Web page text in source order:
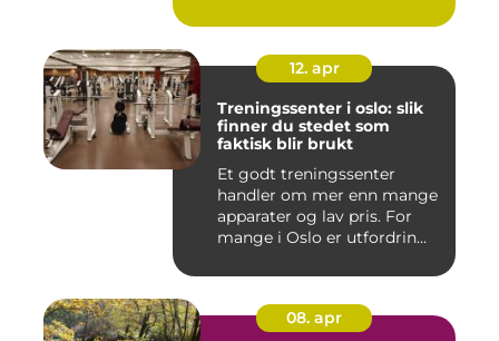
12. apr
Treningssenter i oslo: slik
finner du stedet som
faktisk blir brukt
Et godt treningssenter
handler om mer enn mange
apparater og lav pris. For
mange i Oslo er utfordrin...
08. apr